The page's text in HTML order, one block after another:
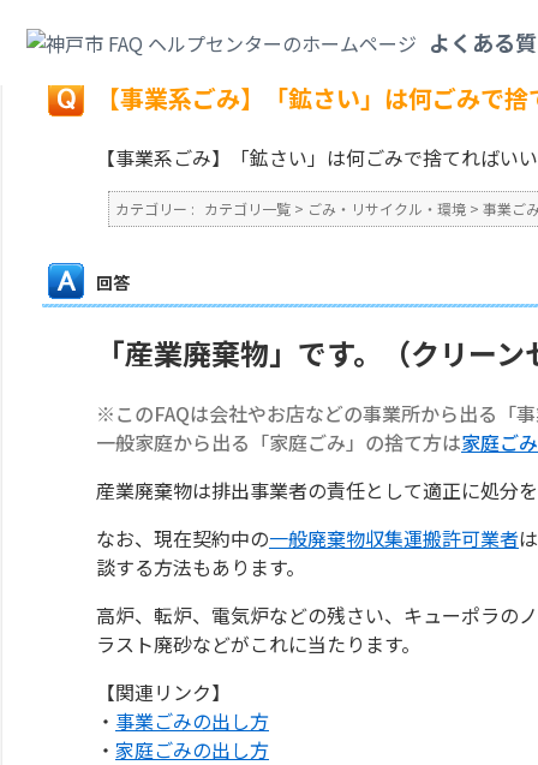
よくある
戻る
【事業系ごみ】「鉱さい」は何ごみで
【事業系ごみ】「鉱さい」は何ごみで捨てればい
カテゴリー : カテゴリ一覧 > ごみ・リサイクル・環境 > 事業ご
回答
「産業廃棄物」です。（クリー
※このFAQは会社やお店などの事業所から出る「
一般家庭から出る「家庭ごみ」の捨て方は家庭ご
産業廃棄物は排出事業者の責任として適正に処分
なお、現在契約中の一般廃棄物収集運搬許可業者
談する方法もあります。
高炉、転炉、電気炉などの残さい、キューポラの
ラスト廃砂などがこれに当たります。
【関連リンク】
・ 事業ごみの出し方
・ 家庭ごみの出し方